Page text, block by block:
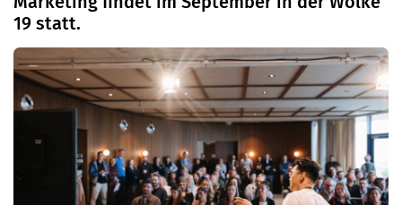
19 statt.